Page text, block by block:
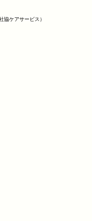
協ケアサービス）